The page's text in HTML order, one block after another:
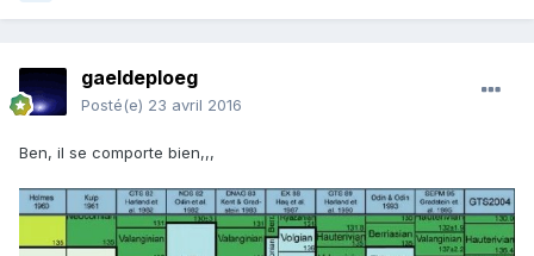
gaeldeploeg
Posté(e) 23 avril 2016
Ben, il se comporte bien,,,